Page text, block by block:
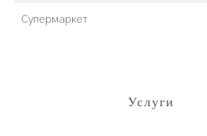
Супермаркет
Услуги